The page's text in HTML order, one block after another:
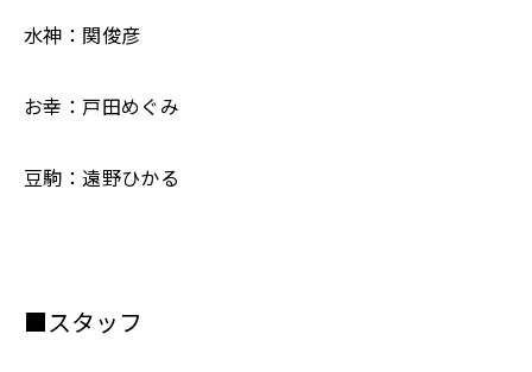
水神：関俊彦
お幸：戸田めぐみ
豆駒：遠野ひかる
■スタッフ